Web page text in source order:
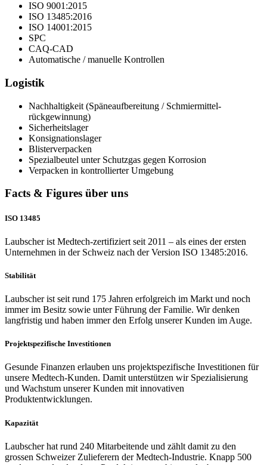
ISO 9001:2015
ISO 13485:2016
ISO 14001:2015
SPC
CAQ-CAD
Automatische / manuelle Kontrollen
Logistik
Nachhaltigkeit (Späneaufbereitung / Schmiermittel­
rückgewinnung)
Sicherheitslager
Konsignationslager
Blisterverpacken
Spezialbeutel unter Schutzgas gegen Korrosion
Verpacken in kontrollierter Umgebung
Facts & Figures über uns
ISO 13485
Laubscher ist Medtech-zertifiziert seit 2011 – als eines der ersten
Unternehmen in der Schweiz nach der Version ISO 13485:2016.
Stabilität
Laubscher ist seit rund 175 Jahren erfolgreich im Markt und noch
immer im Besitz sowie unter Führung der Familie. Wir denken
langfristig und haben immer den Erfolg unserer Kunden im Auge.
Projektspezifische Investitionen
Gesunde Finanzen erlauben uns projektspezifische Investitionen für
unsere Medtech-Kunden. Damit unterstützen wir Spezialisierung
und Wachstum unserer Kunden mit innovativen
Produktentwicklungen.
Kapazität
Laubscher hat rund 240 Mitarbeitende und zählt damit zu den
grossen Schweizer Zulieferern der Medtech-Industrie. Knapp 500